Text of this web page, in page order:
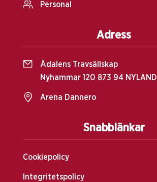
Snabblänkar
Cookiepolicy
Integritetspolicy
Personal
Adress
Ådalens Travsällskap
Nyhammar 120 873 94 NYLAND
Arena Dannero